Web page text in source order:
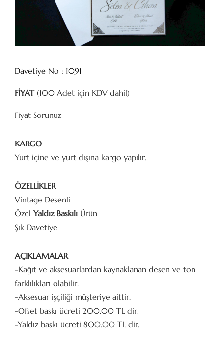
Davetiye No : 1091
FİYAT (100 Adet için KDV dahil)
Fiyat Sorunuz
KARGO
Yurt içine ve yurt dışına kargo yapılır.
ÖZELLİKLER
Vintage Desenli
ÖzelYaldız Baskılı Ürün
Şık Davetiye
AÇIKLAMALAR
-Kağıt ve aksesuarlardan kaynaklanan desen ve ton
farklılıkları olabilir.
-Aksesuar işçiliği müşteriye aittir.
-Ofset baskı ücreti 200.00 TL dir.
-Yaldız baskı ücreti 800.00 TL dir.